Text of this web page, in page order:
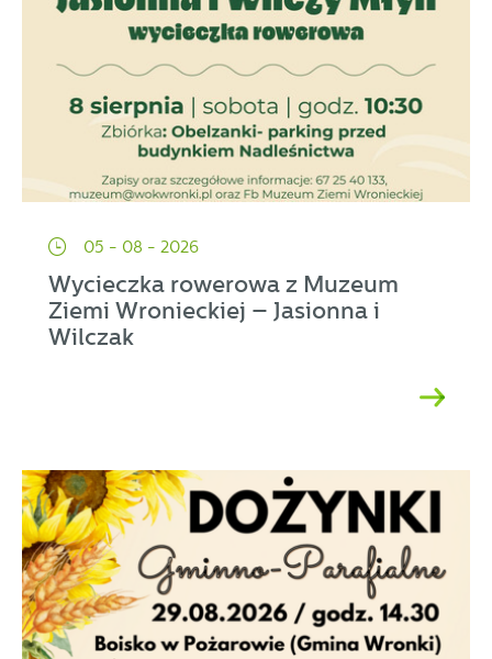
05 - 08 - 2026
Wycieczka rowerowa z Muzeum
Ziemi Wronieckiej – Jasionna i
Wilczak